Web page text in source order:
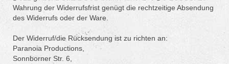
Wahrung der Widerrufsfrist genügt die rechtzeitige Absendung
des Widerrufs oder der Ware.
Der Widerruf/die Rücksendung ist zu richten an:
Paranoia Productions,
Sonnborner Str. 6,